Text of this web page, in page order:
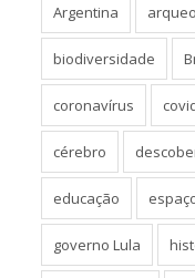
Argentina
biodiversidade
coronavírus
cérebro
educação
governo Lula